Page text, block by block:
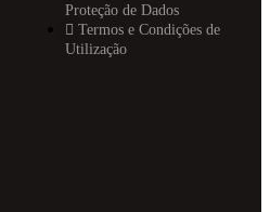
Proteção de Dados
Termos e Condições de
Utilização